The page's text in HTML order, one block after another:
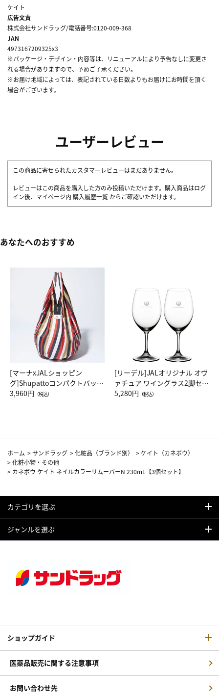
ケイト
広告文責
株式会社サンドラッグ/電話番号:0120-009-368
JAN
4973167209325x3
※パッケージ・デザイン・内容等は、リニューアルにより予告なしに変更さ
れる場合がありますので、予めご了承ください。
※お届け地域によっては、表記されている日数よりもお届けにお時間を頂く
場合がございます。
ユーザーレビュー
この商品に寄せられたカスタマーレビューはまだありません。
レビューはこの商品を購入した方のみ投稿いただけます。購入商品はログ
イン後、マイページ内 購入履歴一覧 からご確認いただけます。
あなたへのおすすめ
[マーナxJALショッピン
グ]Shupattoコンパクトバッグ
Drop JAL客室乗務員（LC）ス
3,960円 （税込）
[リーデル]JALオリジナル オヴ
ァチュア ワイングラス2脚セッ
ト（レッドワイン）
5,280円 （税込）
ホーム >サンドラッグ >化粧品（ブランド別） > ケイト（カネボウ）
>化粧小物・その他
> カネボウ ケイト ネイルカラーリムーバーN 230mL【3個セット】
カテゴリを選ぶ
ジャンルを選ぶ
ショップガイド
医薬品販売に関する注意事項
お問い合わせ先